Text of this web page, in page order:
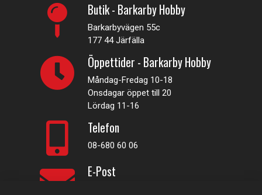
Butik - Barkarby Hobby
Barkarbyvägen 55c
177 44 Järfälla
Öppettider - Barkarby Hobby
Måndag-Fredag 10-18
Onsdagar öppet till 20
Lördag 11-16
Telefon
08-680 60 06
E-Post